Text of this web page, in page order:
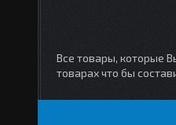
Все товары, которые
товарах что бы